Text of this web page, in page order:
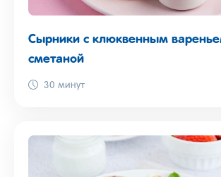
Сырники с клюквенным
сметаной
30 минут